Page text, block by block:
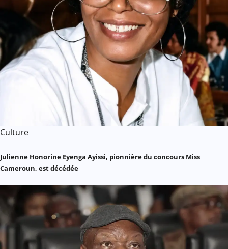
Culture
Julienne Honorine Eyenga Ayissi, pionnière du concours Miss
Cameroun, est décédée